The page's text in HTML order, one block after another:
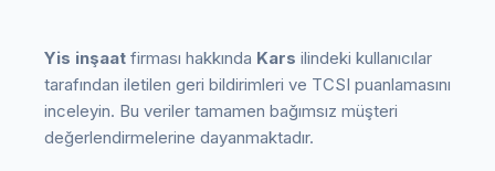
Yis inşaat firması hakkında Kars ilindeki kullanıcılar
tarafından iletilen geri bildirimleri ve TCSI puanlamasını
inceleyin. Bu veriler tamamen bağımsız müşteri
değerlendirmelerine dayanmaktadır.